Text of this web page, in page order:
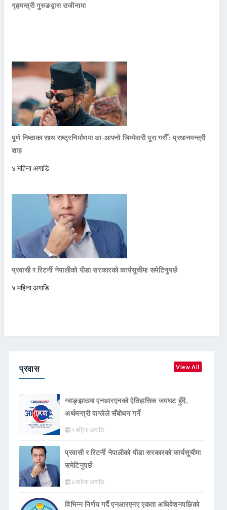
गृहमन्त्री गुरुङद्वारा राजीनामा
पूर्ण निष्ठाका साथ राष्ट्रनिर्माणमा आ-आफ्नो जिम्मेवारी पूरा गरौँ : प्रधानमन्त्री
शाह
४ महिना अगाडि
प्रवासी र रिटर्नी नेपालीको पीडा सरकारको कार्यसूचीमा समेटिनुपर्छ
४ महिना अगाडि
प्रवास View All
ग्वाङ्झाउमा एनआरएनको ऐतिहासिक जमघट हुँदै,
अर्थमन्त्री वाग्लेले सँबोधन गर्ने
१ महिना अगाडि
प्रवासी र रिटर्नी नेपालीको पीडा सरकारको कार्यसूचीमा
समेटिनुपर्छ
४ महिना अगाडि
विभिन्न निर्णय गर्दै एनआरएनए एकता अधिवेशनपछिको